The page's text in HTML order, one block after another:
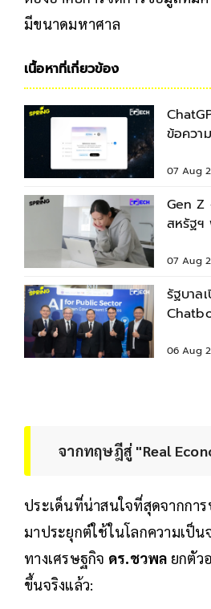
มีขนาดมหาศาล
เนื้อหาที่เกี่ยวข้อง
ข้อควา
07 Aug
Gen Z
สหรัฐ
07 Aug
รัฐบาล
06 Aug
จากทฤษฎีสู่ "Real
ประเด็นที่น่าสนใจที่สุดจากการ
มาประยุกต์ใช้ในโลกความเป็น
ทางเศรษฐกิจ ดร.ชวพล ยกตัว
ขึ้นจริงแล้ว: